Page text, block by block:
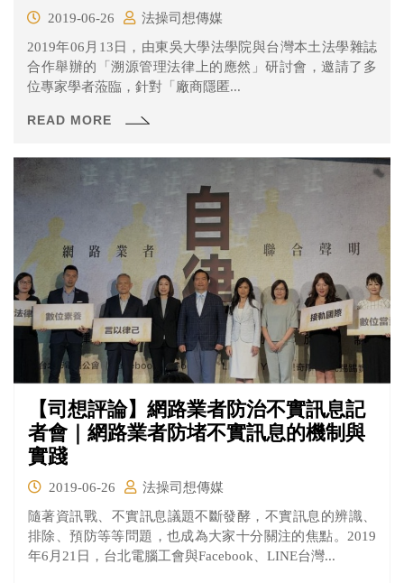
2019-06-26
法操司想傳媒
2019年06月13日，由東吳大學法學院與台灣本土法學雜誌
合作舉辦的「溯源管理法律上的應然」研討會，邀請了多
位專家學者蒞臨，針對「廠商隱匿...
READ MORE
【司想評論】網路業者防治不實訊息記
者會｜網路業者防堵不實訊息的機制與
實踐
2019-06-26
法操司想傳媒
隨著資訊戰、不實訊息議題不斷發酵，不實訊息的辨識、
排除、預防等等問題，也成為大家十分關注的焦點。2019
年6月21日，台北電腦工會與Facebook、LINE台灣...